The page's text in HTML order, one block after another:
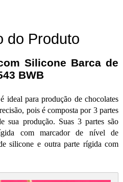
do Produto
Silicone Barca de
BWB
ideal para produção de chocolates
pois é composta por 3 partes
sua produção. Suas 3 partes são
com marcador de nível de
silicone e outra parte rígida com